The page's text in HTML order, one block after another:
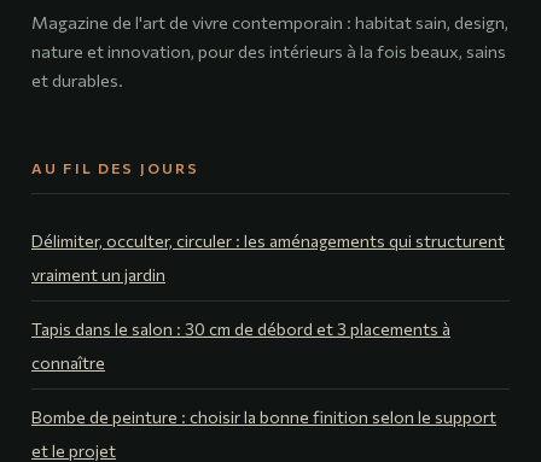
Magazine de l'art de vivre contemporain : habitat sain, design,
nature et innovation, pour des intérieurs à la fois beaux, sains
et durables.
AU FIL DES JOURS
Délimiter, occulter, circuler : les aménagements qui structurent
vraiment un jardin
Tapis dans le salon : 30 cm de débord et 3 placements à
connaître
Bombe de peinture : choisir la bonne finition selon le support
et le projet